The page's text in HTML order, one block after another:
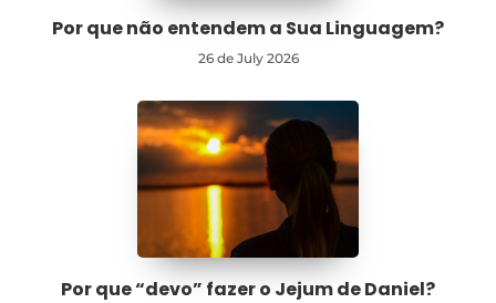
Por que não entendem a Sua Linguagem?
26 de July 2026
Por que “devo” fazer o Jejum de Daniel?